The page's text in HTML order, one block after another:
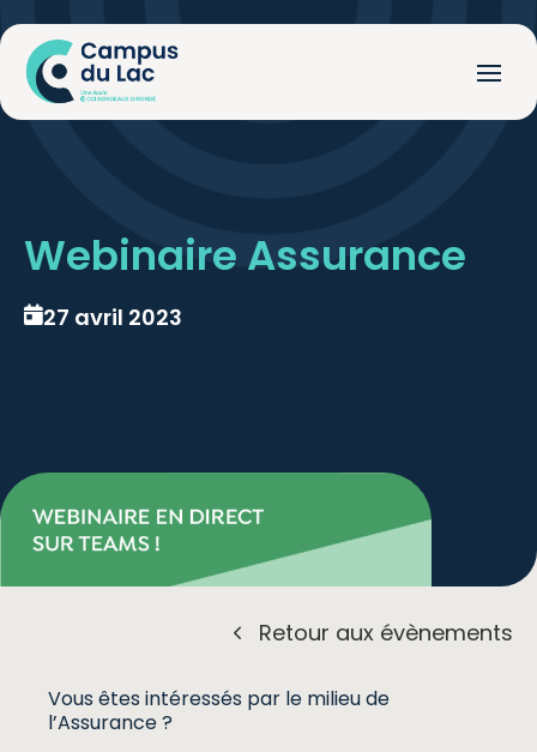
Webinaire Assurance
27 avril 2023
Retour aux évènements
Vous êtes intéressés par le milieu de
l’Assurance ?